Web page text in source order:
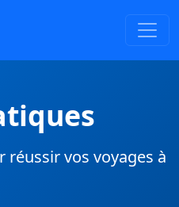
réussir vos voyages à